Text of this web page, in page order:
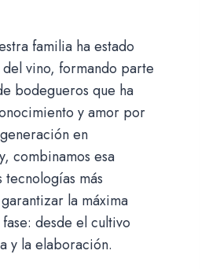
familia ha estado
vino, formando parte
bodegueros que ha
y amor por
en
combinamos esa
más
la máxima
desde el cultivo
y la elaboración.